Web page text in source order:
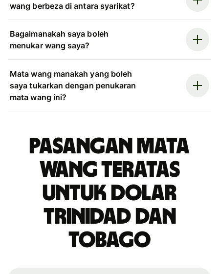
wang berbeza di antara syarikat?
Bagaimanakah saya boleh
menukar wang saya?
Mata wang manakah yang boleh
saya tukarkan dengan penukaran
mata wang ini?
Pasangan mata
wang teratas
untuk dolar
Trinidad dan
Tobago